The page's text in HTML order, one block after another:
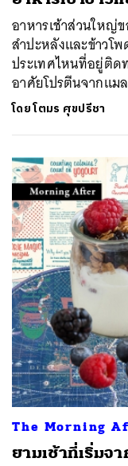
อาหารเช้าส่วนใหญ่
สำปะหลังและข้าวโ
ประเทศไหนที่อยู่ติด
อาศัยโปรตีนจากแม
โดยโตมร ศุขปรีชา
The Morning
ยามเช้าที่เริ่มจ